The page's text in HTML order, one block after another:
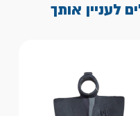
לעניין אותך